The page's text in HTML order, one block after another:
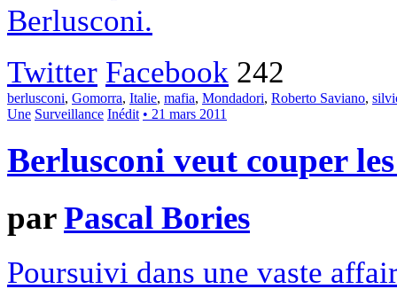
Berlusconi.
Twitter Facebook 242
berlusconi, Gomorra, Italie, mafia, Mondadori, Roberto Saviano,
Une Surveillance Inédit • 21 mars 2011
Berlusconi veut couper
parPascal Bories
Poursuivi dans une vaste